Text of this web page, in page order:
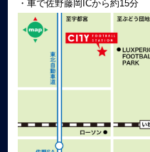
・車で佐野藤岡ICから約15分